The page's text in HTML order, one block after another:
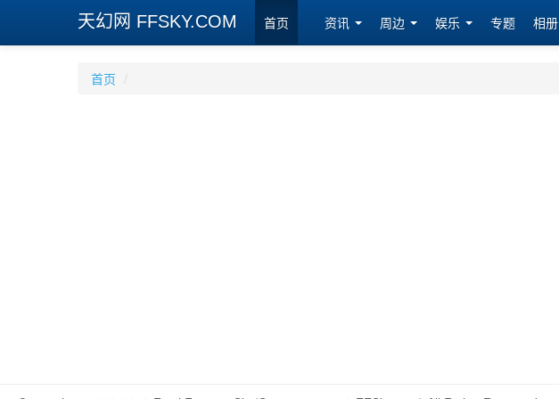
天幻网 FFSKY.COM 首页 资讯 周边 娱乐 专题 相册
首页 /